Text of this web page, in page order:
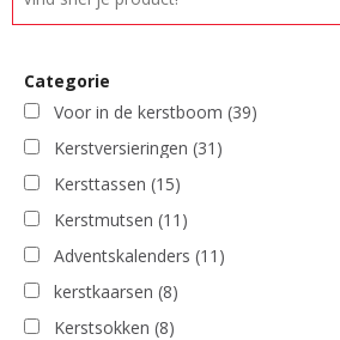
Categorie
Voor in de kerstboom (39)
Kerstversieringen (31)
Kersttassen (15)
Kerstmutsen (11)
Adventskalenders (11)
kerstkaarsen (8)
Kerstsokken (8)